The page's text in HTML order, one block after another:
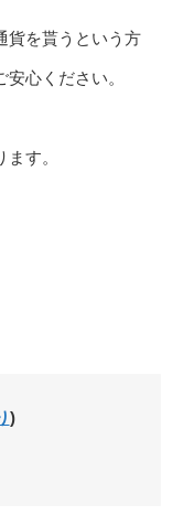
貨を貰うという方
心ください。
す。
)